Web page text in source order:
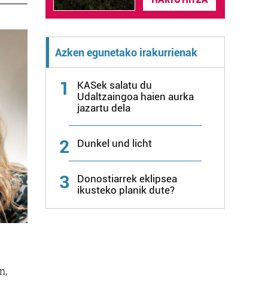
Azken egunetako irakurrienak
1
KASek salatu du
Udaltzaingoa haien aurka
jazartu dela
2 Dunkel und licht
3
Donostiarrek eklipsea
ikusteko planik dute?